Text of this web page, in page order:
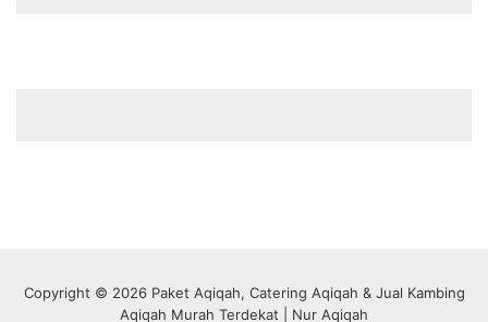
Copyright © 2026 Paket Aqiqah, Catering Aqiqah & Jual Kambing
Aqiqah Murah Terdekat | Nur Aqiqah